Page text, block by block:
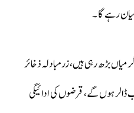
بڑھ رہی ہیں، زرمبادلہ ذخائر
2025 کے اختتام تک 13 ارب ڈالر ہوں گے، قرضوں کی ادائیگی